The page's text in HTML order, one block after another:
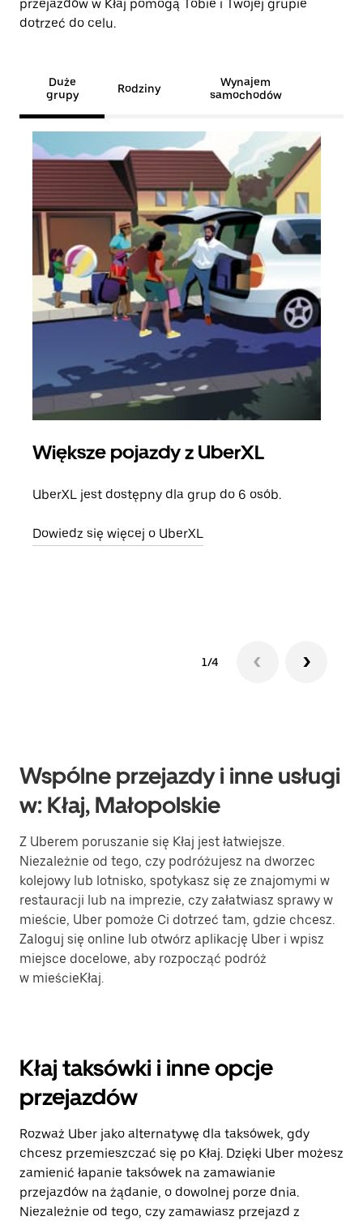
przejazdów w Kłaj pomogą Tobie i Twojej grupie
dotrzeć do celu.
Duże
grupy
Rodziny
Wynajem
samochodów
Większe pojazdy z UberXL
UberXL jest dostępny dla grup do 6 osób.
Dowiedz się więcej o UberXL
1/4
Wspólne przejazdy i inne usługi
w: Kłaj, Małopolskie
Z Uberem poruszanie się Kłaj jest łatwiejsze.
Niezależnie od tego, czy podróżujesz na dworzec
kolejowy lub lotnisko, spotykasz się ze znajomymi w
restauracji lub na imprezie, czy załatwiasz sprawy w
mieście, Uber pomoże Ci dotrzeć tam, gdzie chcesz.
Zaloguj się online lub otwórz aplikację Uber i wpisz
miejsce docelowe, aby rozpocząć podróż
w mieścieKłaj.
Kłaj taksówki i inne opcje
przejazdów
Rozważ Uber jako alternatywę dla taksówek, gdy
chcesz przemieszczać się po Kłaj. Dzięki Uber możesz
zamienić łapanie taksówek na zamawianie
przejazdów na żądanie, o dowolnej porze dnia.
Niezależnie od tego, czy zamawiasz przejazd z